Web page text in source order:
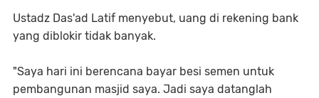
Ustadz Das'ad Latif menyebut, uang di rekening bank
yang diblokir tidak banyak.
"Saya hari ini berencana bayar besi semen untuk
pembangunan masjid saya. Jadi saya datanglah